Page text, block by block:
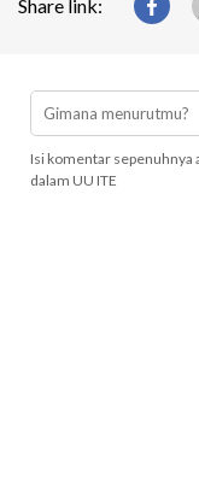
Share link:
Isi komentar sepenuhnya
dalam UU ITE